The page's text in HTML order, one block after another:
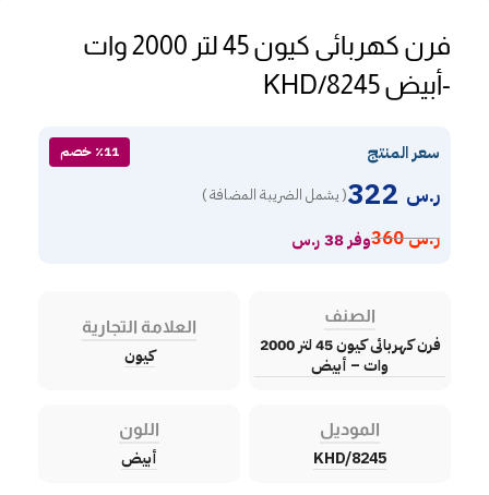
فرن كهربائى كيون 45 لتر 2000 وات
-أبيض KHD/8245
سعر المنتج ٪11 خصم
ر.س ( يشمل الضريبة المضافة )
ر.س360 وفر 38 ر.س
الصنف
فرن كهربائى كيون 45 لتر 2000
وات – أبيض
العلامة التجارية
كيون
الموديل
KHD/8245
اللون
أبيض